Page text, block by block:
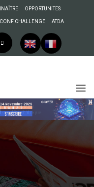
OPPORTUNITES
CHALLENGE ATDA